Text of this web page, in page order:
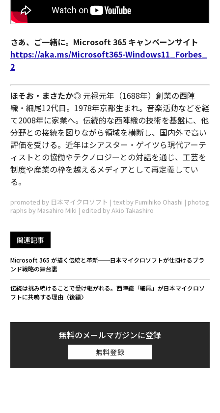
さあ、ご一緒に。Microsoft 365 キャンペーンサイト
https://aka.ms/Microsoft365-Windows11_Forbes_
2
ほそお・まさたか◎ 元禄元年（1688年）創業の西陣
織・細尾12代目。1978年京都生まれ。音楽活動などを経
て2008年に家業へ。伝統的な西陣織の技術を基盤に、他
分野との接続を図りながら領域を横断し、国内外で高い
評価を受ける。近年はシアスター・ゲイツら現代アーテ
ィストとの協働やテクノロジーとの対話を通じ、工芸を
制度や産業の枠を越えるメディアとして再定義してい
る。
promoted by 日本マイクロソフト | text by Fumihiko Ohashi | photog
raphs by Masahiro Miki | edited by Akio Takashiro
関連記事
Microsoft 365 が描く伝統と革新──日本マイクロソフトが仕掛けるブラ
ンド戦略の舞台裏
伝統は挑み続けることで受け継がれる。西陣織「細尾」が日本マイクロソ
フトに共鳴する理由〈後編〉
無料のメールマガジンに登録
無料登録